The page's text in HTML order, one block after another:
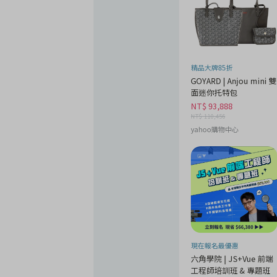
精品大牌85折
GOYARD | Anjou mini 雙
面迷你托特包
NT$ 93,888
NT$ 110,456
yahoo購物中心
現在報名最優惠
六角學院 | JS+Vue 前端
工程師培訓班 & 專題班